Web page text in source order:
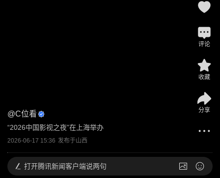
@C位看
“2026中国影视之夜”在上海举办
2026-06-17 15:36 发布于山西
评论
收藏
分享
打开腾讯新闻客户端说两句